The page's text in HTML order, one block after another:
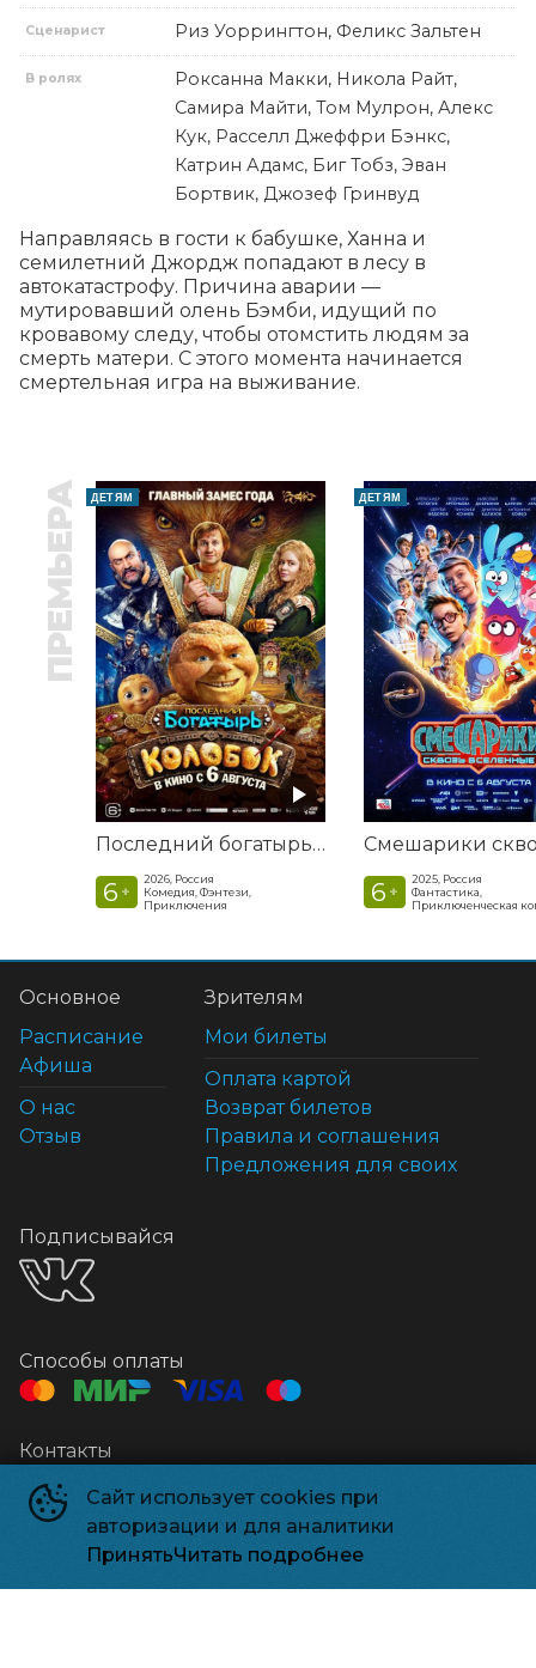
Сценарист Риз Уоррингтон, Феликс Зальтен
В ролях
Роксанна Макки, Никола Райт,
Самира Майти, Том Мулрон, Алекс
Кук, Расселл Джеффри Бэнкс,
Катрин Адамс, Биг Тобз, Эван
Бортвик, Джозеф Гринвуд
Направляясь в гости к бабушке, Ханна и
семилетний Джордж попадают в лесу в
автокатастрофу. Причина аварии —
мутировавший олень Бэмби, идущий по
кровавому следу, чтобы отомстить людям за
смерть матери. С этого момента начинается
смертельная игра на выживание.
ПРЕМЬЕРА ДЕТЯМ
Последний богатырь. Колобок
6 +
2026, Россия
Комедия, Фэнтези,
Приключения
ДЕТЯМ
6 +
2025, Россия
Фантастика,
Приключенческая
Сайт использует cookies при
авторизации и для аналитики
ПринятьЧитать подробнее
Основное
Расписание
Афиша
О нас
Отзыв
Зрителям
Мои билеты
Оплата картой
Возврат билетов
Правила и соглашения
Предложения для своих
Подписывайся
Способы оплаты
Контакты
Касса
Касса
+7 925 548-58-65
Электронный адрес kino-xl.ru@mail.ru